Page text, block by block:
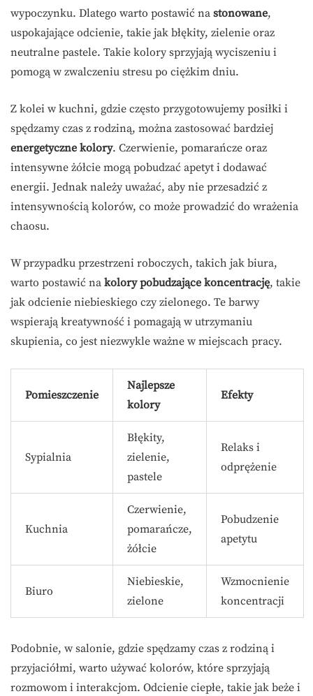
wypoczynku. Dlatego warto postawić na stonowane,
uspokajające odcienie, takie jak błękity, zielenie oraz
neutralne pastele. Takie kolory sprzyjają wyciszeniu i
pomogą w zwalczeniu stresu po ciężkim dniu.
Z kolei w kuchni, gdzie często przygotowujemy posiłki i
spędzamy czas z rodziną, można zastosować bardziej
energetyczne kolory. Czerwienie, pomarańcze oraz
intensywne żółcie mogą pobudzać apetyt i dodawać
energii. Jednak należy uważać, aby nie przesadzić z
intensywnością kolorów, co może prowadzić do wrażenia
chaosu.
W przypadku przestrzeni roboczych, takich jak biura,
warto postawić na kolory pobudzające koncentrację, takie
jak odcienie niebieskiego czy zielonego. Te barwy
wspierają kreatywność i pomagają w utrzymaniu
skupienia, co jest niezwykle ważne w miejscach pracy.
Pomieszczenie
Najlepsze
kolory
Efekty
Sypialnia
Błękity,
zielenie,
pastele
Relaks i
odprężenie
Kuchnia
Czerwienie,
pomarańcze,
żółcie
Pobudzenie
apetytu
Biuro
Niebieskie,
zielone
Wzmocnienie
koncentracji
Podobnie, w salonie, gdzie spędzamy czas z rodziną i
przyjaciółmi, warto używać kolorów, które sprzyjają
rozmowom i interakcjom. Odcienie ciepłe, takie jak beże i